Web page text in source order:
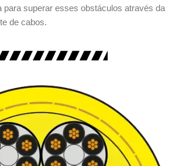
para superar esses obstáculos através da
de cabos.